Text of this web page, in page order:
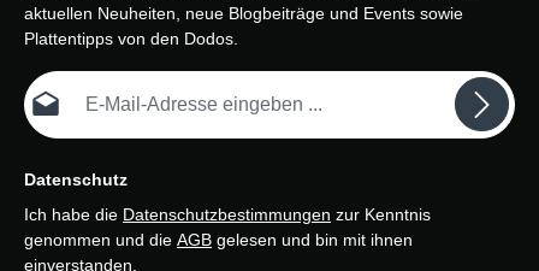
aktuellen Neuheiten, neue Blogbeiträge und Events sowie
Plattentipps von den Dodos.
E-Mail-Adresse*
Datenschutz
Ich habe die Datenschutzbestimmungen zur Kenntnis
genommen und die AGB gelesen und bin mit ihnen
einverstanden.